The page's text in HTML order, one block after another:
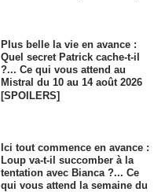
Plus belle la vie en avance :
Quel secret Patrick cache-t-il
?... Ce qui vous attend au
Mistral du 10 au 14 août 2026
[SPOILERS]
Ici tout commence en avance :
Loup va-t-il succomber à la
tentation avec Bianca ?... Ce
qui vous attend la semaine du